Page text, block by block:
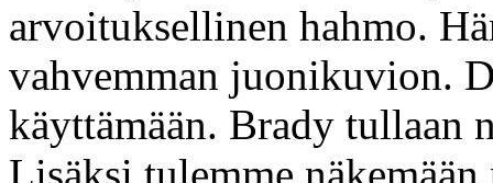
arvoituksellinen hahmo.
vahvemman juonikuvion.
käyttämään. Brady tullaan